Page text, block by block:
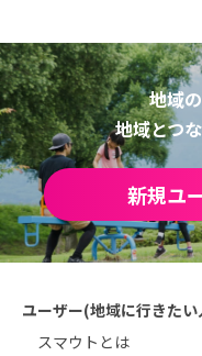
地域
地域とつ
新規ユ
ユーザー(地域に行きた
スマウトとは